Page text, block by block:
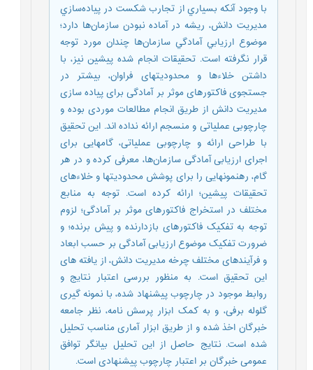
با وجود آنکه بسياري از تجارب شکست‌ در پياده‌سازي
مدیریت دانش، ريشه در آماده نبودن سازمان‌ها دارد؛
موضوع ارزيابي آمادگي سازمان‌ها چندان مورد توجه
قرار نگرفته است. تحقیقات انجام شده پیشین نیز، با
داشتن خلاءها و محدودیتهای فراوان، بیشتر در
جستجوی فاکتورهای موثر بر آمادگی برای پیاده سازی
مدیریت دانش از طریق انجام مطالعات موردی بوده و
چارچوبی عملیاتی و منسجم ارائه نداده اند. این تحقیق
با طراحی ارائه و چارچوبی عملیاتی، گامهایی برای
اجرای ارزیابی آمادگی سازمان‌ها، معرفی کرده و در هر
گام، رهنمونهایی را برای پوشش محدودیتها و خلاءهای
تحقیقات پیشین؛ ارائه کرده است. توجه به منابع
مختلف در استخراج فاکتورهای موثر بر آمادگی؛ لزوم
توجه به تفکیک فاکتورهای بازدارنده و پیش برنده؛ و
ضرورت تفکیک موضوع ارزیابی آمادگی بر حسب ابعاد
و فرآیندهای مختلف چرخه مدیریت دانش، از یافته های
این تحقیق است. به منظور بررسی اعتبار نتایج و
روابط موجود در چارچوب پیشنهاد شده، با نمونه گیری
گلوله برفی، و به کمک ابزار پرسش نامه، نظر جامعه
خبرگان اخذ شده و از طریق ابزار آماری مناسب تحلیل
شده است. نتایج حاصل از این تحلیل بیانگر توافق
عمومی خبرگان بر اعتبار چارچوب پیشنهادی است.